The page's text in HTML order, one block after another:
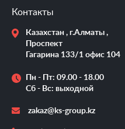
Контакты
Казахстан , г.Алматы ,
Проспект
Гагарина 133/1 офис 104
Пн - Пт: 09.00 - 18.00
Сб - Вс: выходной
zakaz@ks-group.kz